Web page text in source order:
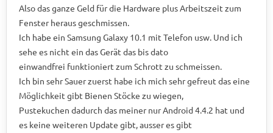
Also das ganze Geld für die Hardware plus Arbeitszeit zum
Fenster heraus geschmissen.
Ich habe ein Samsung Galaxy 10.1 mit Telefon usw. Und ich
sehe es nicht ein das Gerät das bis dato
einwandfrei funktioniert zum Schrott zu schmeissen.
Ich bin sehr Sauer zuerst habe ich mich sehr gefreut das eine
Möglichkeit gibt Bienen Stöcke zu wiegen,
Pustekuchen dadurch das meiner nur Android 4.4.2 hat und
es keine weiteren Update gibt, ausser es gibt